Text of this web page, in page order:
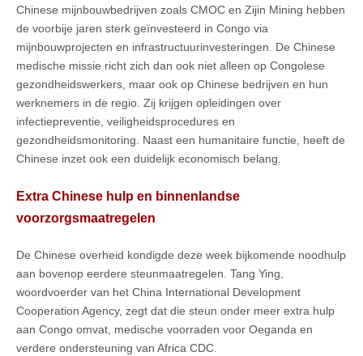
Chinese mijnbouwbedrijven zoals CMOC en Zijin Mining hebben
de voorbije jaren sterk geïnvesteerd in Congo via
mijnbouwprojecten en infrastructuurinvesteringen. De Chinese
medische missie richt zich dan ook niet alleen op Congolese
gezondheidswerkers, maar ook op Chinese bedrijven en hun
werknemers in de regio. Zij krijgen opleidingen over
infectiepreventie, veiligheidsprocedures en
gezondheidsmonitoring. Naast een humanitaire functie, heeft de
Chinese inzet ook een duidelijk economisch belang.
Extra Chinese hulp en binnenlandse
voorzorgsmaatregelen
De Chinese overheid kondigde deze week bijkomende noodhulp
aan bovenop eerdere steunmaatregelen. Tang Ying,
woordvoerder van het China International Development
Cooperation Agency, zegt dat die steun onder meer extra hulp
aan Congo omvat, medische voorraden voor Oeganda en
verdere ondersteuning van Africa CDC.